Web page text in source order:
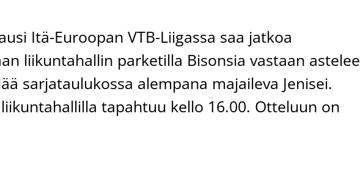
Itä-Euroopan VTB-Liigassa saa jatkoa
liikuntahallin parketilla Bisonsia vastaan astelee
sarjataulukossa alempana majaileva Jenisei.
tapahtuu kello 16.00. Otteluun on